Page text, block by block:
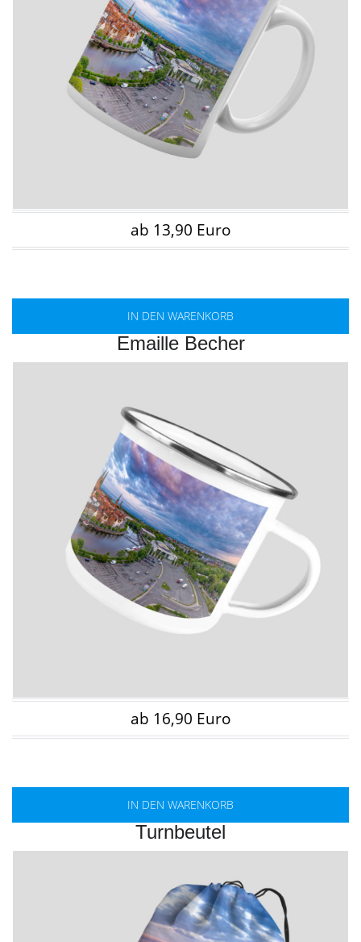
ab 13,90 Euro
IN DEN WARENKORB
Emaille Becher
ab 16,90 Euro
IN DEN WARENKORB
Turnbeutel